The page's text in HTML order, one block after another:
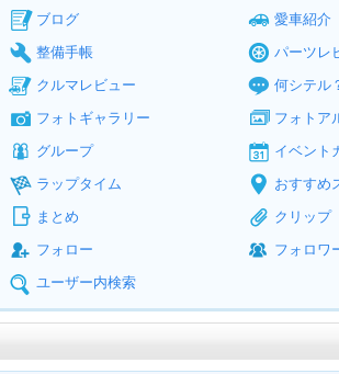
ブログ
愛車紹介
整備手帳
パーツレ
クルマレビュー
何シテル
フォトギャラリー
フォトア
グループ
イベント
ラップタイム
おすすめ
まとめ
クリップ
フォロー
フォロワ
ユーザー内検索